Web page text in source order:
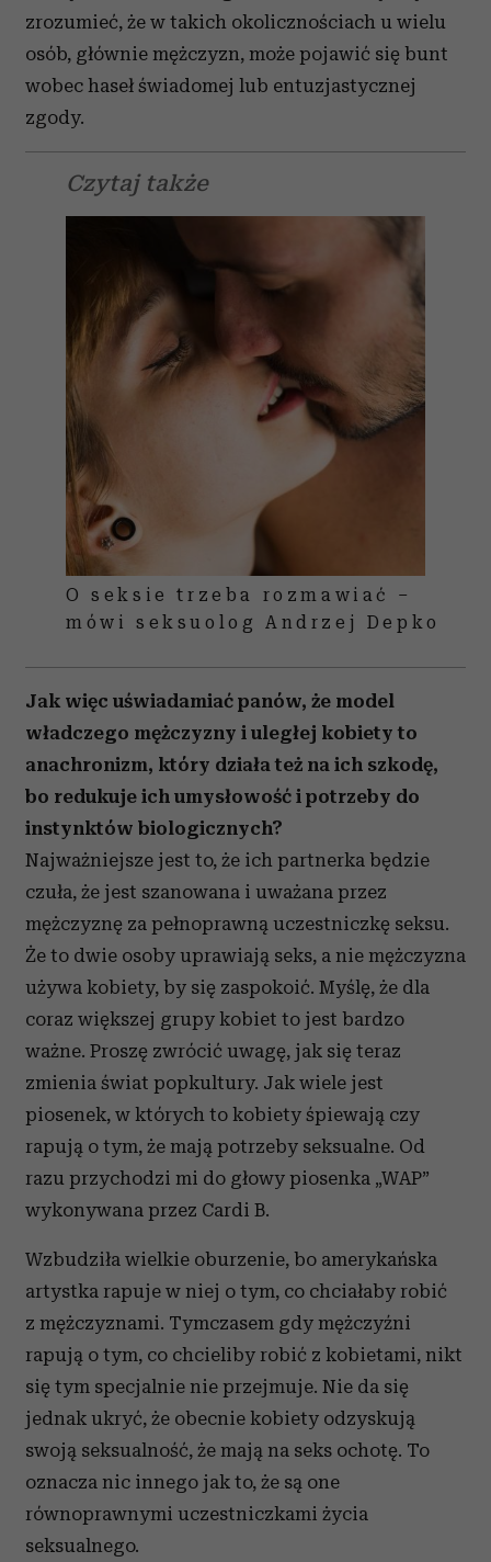
zrozumieć, że w takich okolicznościach u wielu
osób, głównie mężczyzn, może pojawić się bunt
wobec haseł świadomej lub entuzjastycznej
zgody.
Czytaj także
O seksie trzeba rozmawiać –
mówi seksuolog Andrzej Depko
Jak więc uświadamiać panów, że model
władczego mężczyzny i uległej kobiety to
anachronizm, który działa też na ich szkodę,
bo redukuje ich umysłowość i potrzeby do
instynktów biologicznych?
Najważniejsze jest to, że ich partnerka będzie
czuła, że jest szanowana i uważana przez
mężczyznę za pełnoprawną uczestniczkę seksu.
Że to dwie osoby uprawiają seks, a nie mężczyzna
używa kobiety, by się zaspokoić. Myślę, że dla
coraz większej grupy kobiet to jest bardzo
ważne. Proszę zwrócić uwagę, jak się teraz
zmienia świat popkultury. Jak wiele jest
piosenek, w których to kobiety śpiewają czy
rapują o tym, że mają potrzeby seksualne. Od
razu przychodzi mi do głowy piosenka „WAP”
wykonywana przez Cardi B.
Wzbudziła wielkie oburzenie, bo amerykańska
artystka rapuje w niej o tym, co chciałaby robić
z mężczyznami. Tymczasem gdy mężczyźni
rapują o tym, co chcieliby robić z kobietami, nikt
się tym specjalnie nie przejmuje. Nie da się
jednak ukryć, że obecnie kobiety odzyskują
swoją seksualność, że mają na seks ochotę. To
oznacza nic innego jak to, że są one
równoprawnymi uczestniczkami życia
seksualnego.